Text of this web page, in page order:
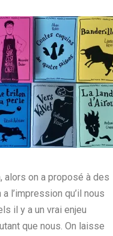
alors on a proposé à des
l’impression qu’il nous
il y a un vrai enjeu
que nous. On laisse